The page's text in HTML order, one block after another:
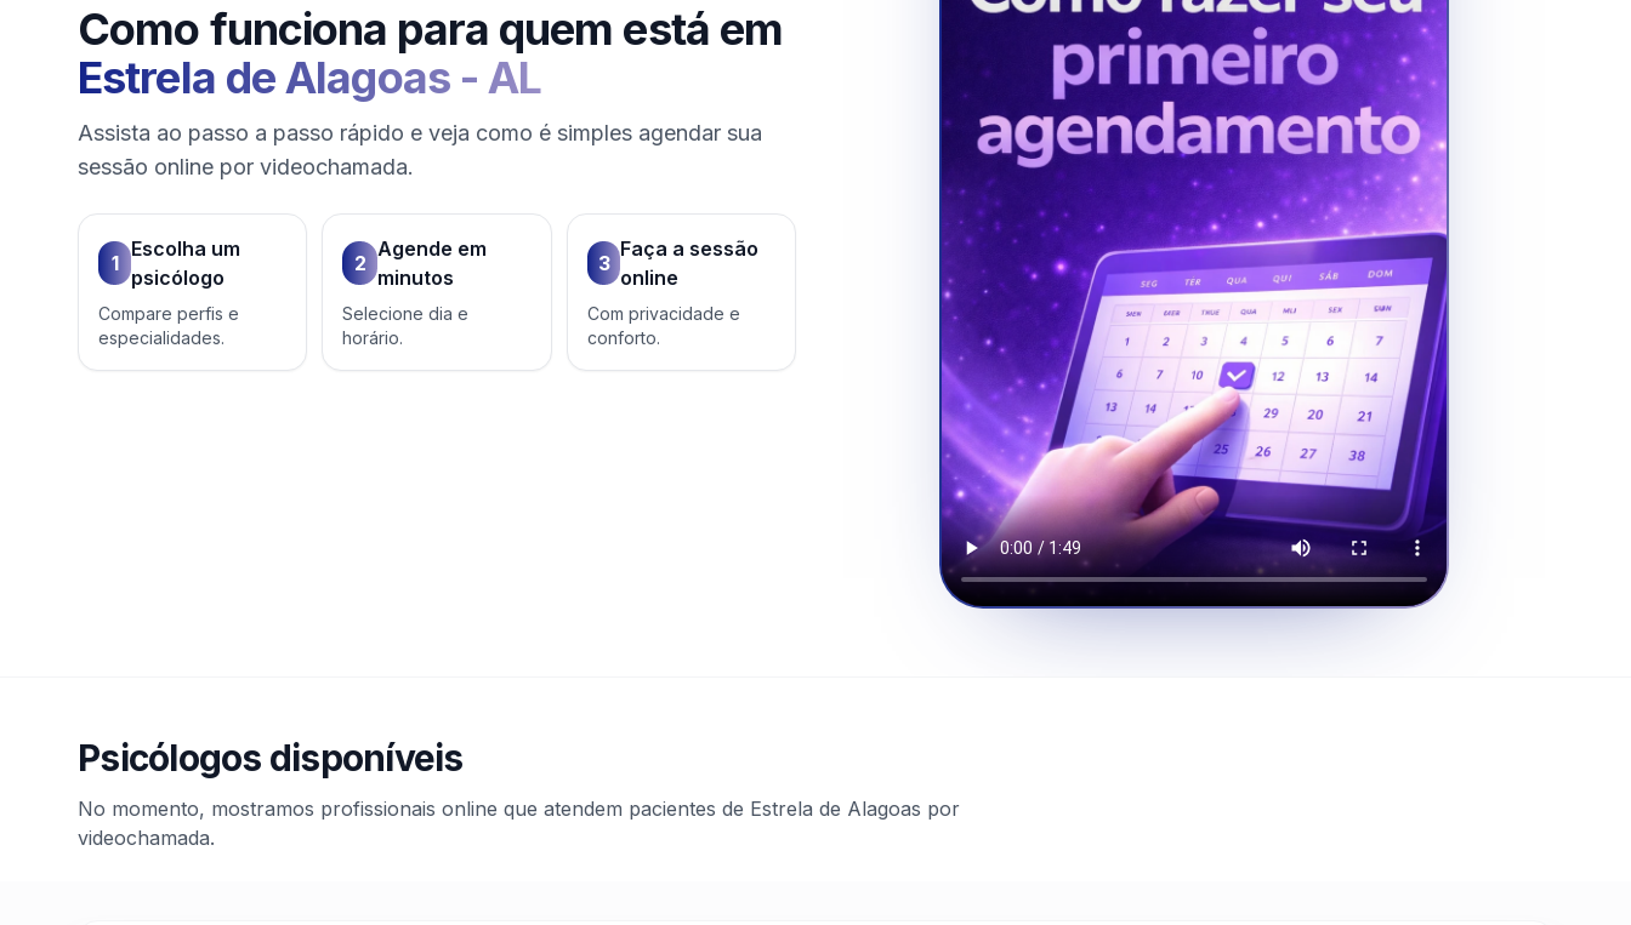
Como funciona para quem está em
Estrela de Alagoas- AL
Assista ao passo a passo rápido e veja como é simples agendar sua
sessão online por videochamada.
1
Escolha um
psicólogo
Compare perfis e
especialidades.
2
Agende em
minutos
Selecione dia e
horário.
3
Faça a sessão
online
Com privacidade e
conforto.
Psicólogos disponíveis
No momento, mostramos profissionais online que atendem pacientes de Estrela de Alagoas por
videochamada.